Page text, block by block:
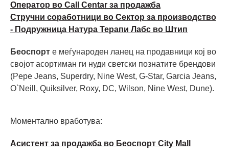
Оператор во Call Centar за продажба
Стручни соработници во Сектор за производство
- Подружница Натура Терапи Лабс во Штип
Беоспорт е меѓународен ланец на продавници кој во
својот асортиман ги нуди светски познатите брендови
(Pepe Jeans, Superdry, Nine West, G-Star, Garcia Jeans,
O`Neill, Quiksilver, Roxy, DC, Wilson, Nine West, Dune).
Моментално вработува:
Асистент за продажба во Беоспорт City Mall